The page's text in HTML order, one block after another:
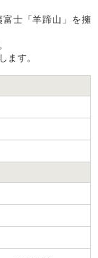
士「羊蹄山」を擁
ます。